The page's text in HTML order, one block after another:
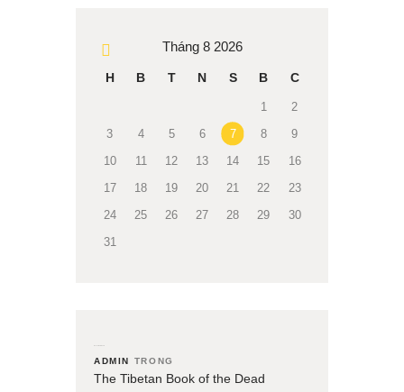
Tháng 8 2026
H B T N S B C
1
2
3
4 5 6 7 8
9
10
11 12 13 14 15
16
17
18 19 20 21 22
23
24
25 26 27 28 29
30
31
ADMIN TRONG
The Tibetan Book of the Dead